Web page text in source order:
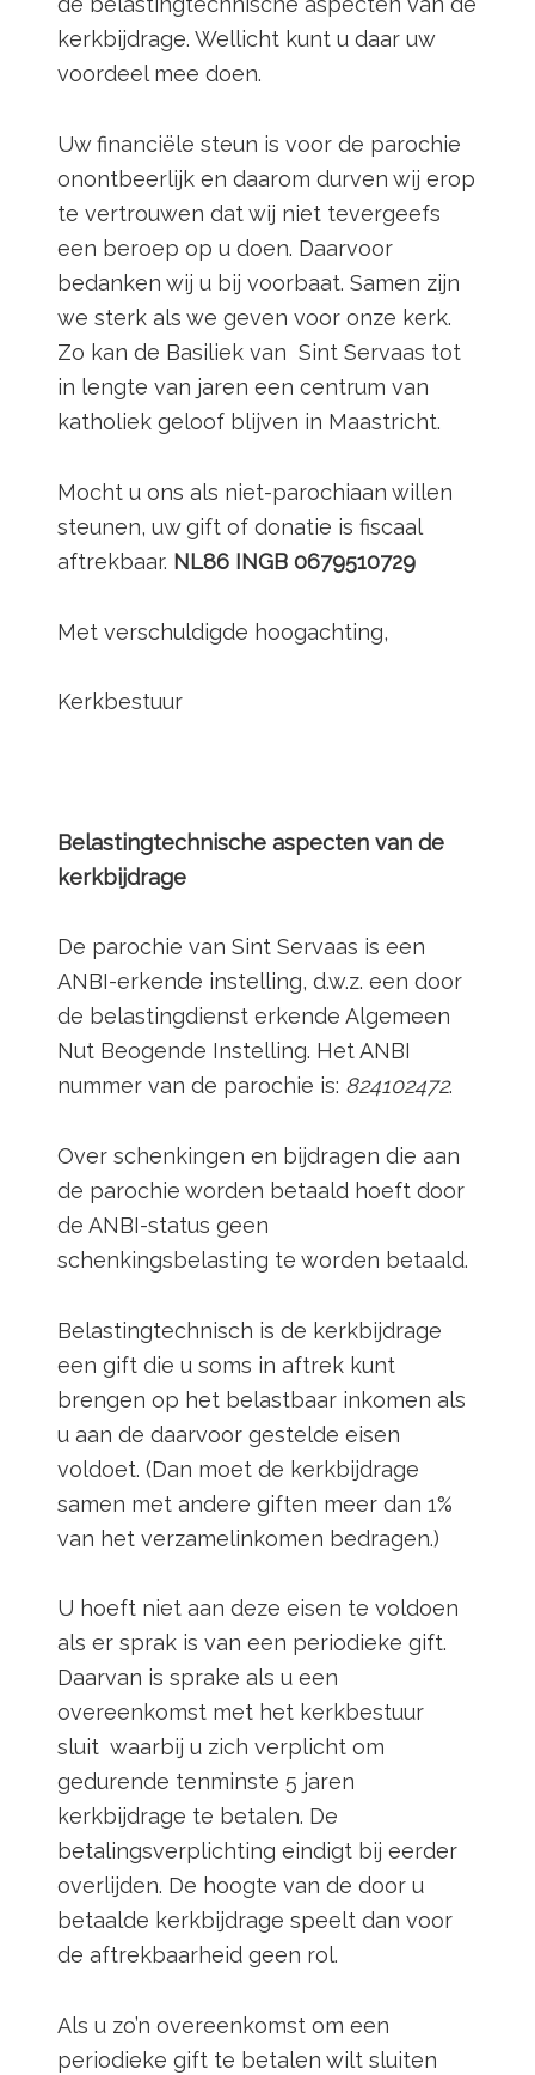
kerkbijdrage. Wellicht kunt u daar uw
voordeel mee doen.
Uw financiële steun is voor de parochie
onontbeerlijk en daarom durven wij erop
te vertrouwen dat wij niet tevergeefs
een beroep op u doen. Daarvoor
bedanken wij u bij voorbaat. Samen zijn
we sterk als we geven voor onze kerk.
Zo kan de Basiliek van Sint Servaas tot
in lengte van jaren een centrum van
katholiek geloof blijven in Maastricht.
Mocht u ons als niet-parochiaan willen
steunen, uw gift of donatie is fiscaal
aftrekbaar. NL86 INGB 0679510729
Met verschuldigde hoogachting,
Kerkbestuur
Belastingtechnische aspecten van de
kerkbijdrage
De parochie van Sint Servaas is een
ANBI-erkende instelling, d.w.z. een door
de belastingdienst erkende Algemeen
Nut Beogende Instelling. Het ANBI
nummer van de parochie is: 824102472.
Over schenkingen en bijdragen die aan
de parochie worden betaald hoeft door
de ANBI-status geen
schenkingsbelasting te worden betaald.
Belastingtechnisch is de kerkbijdrage
een gift die u soms in aftrek kunt
brengen op het belastbaar inkomen als
u aan de daarvoor gestelde eisen
voldoet. (Dan moet de kerkbijdrage
samen met andere giften meer dan 1%
van het verzamelinkomen bedragen.)
U hoeft niet aan deze eisen te voldoen
als er sprak is van een periodieke gift.
Daarvan is sprake als u een
overeenkomst met het kerkbestuur
sluit waarbij u zich verplicht om
gedurende tenminste 5 jaren
kerkbijdrage te betalen. De
betalingsverplichting eindigt bij eerder
overlijden. De hoogte van de door u
betaalde kerkbijdrage speelt dan voor
de aftrekbaarheid geen rol.
Als u zo’n overeenkomst om een
periodieke gift te betalen wilt sluiten